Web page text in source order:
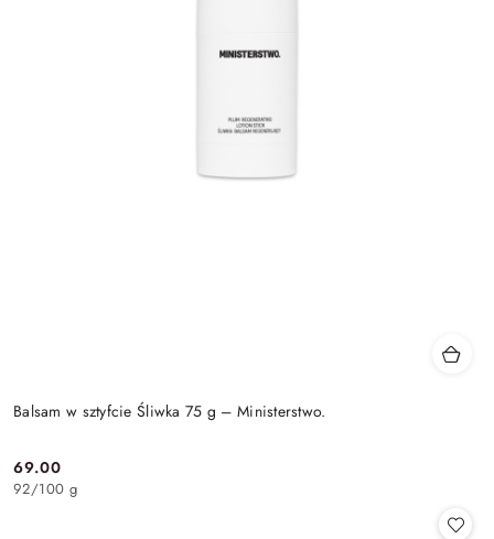
Balsam w sztyfcie Śliwka 75 g – Ministerstwo.
Cena:
69.00
92/100 g